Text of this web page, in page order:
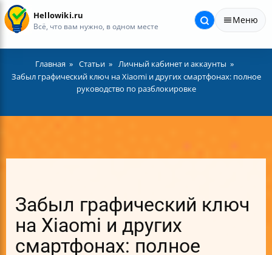
Hellowiki.ru
Всё, что вам нужно, в одном месте
Меню
Главная Статьи
Личный кабинет и аккаунты
Забыл графический ключ на Xiaomi и других смартфонах: полное
руководство по разблокировке
Забыл графический ключ
на Xiaomi и других
смартфонах: полное